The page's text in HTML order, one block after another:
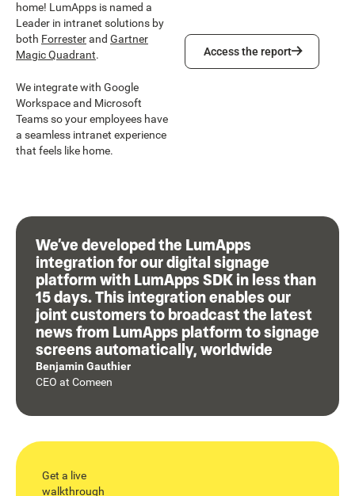
home! LumApps is named a
Leader in intranet solutions by
both Forresterand Gartner
Magic Quadrant.
We integrate with Google
Workspace and Microsoft
Teams so your employees have
a seamless intranet experience
that feels like home.
Access the report
Access the report
We’ve developed the LumApps
integration for our digital signage
platform with LumApps SDK in less than
15 days. This integration enables our
joint customers to broadcast the latest
news from LumApps platform to signage
screens automatically, worldwide
Benjamin Gauthier
CEO at Comeen
Get a live
walkthrough